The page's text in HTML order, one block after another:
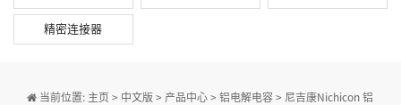
精密连接器
当前位置: 主页 > 中文版 > 产品中心 > 铝电解电容 > 尼吉康Nichicon 铝